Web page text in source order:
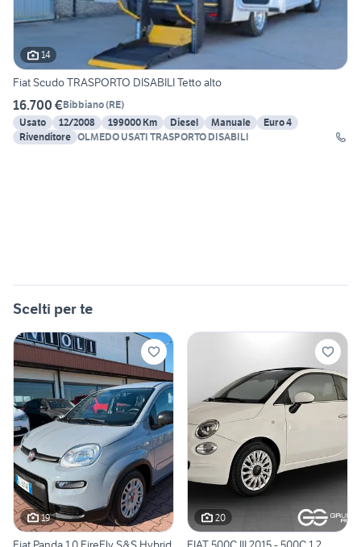
14
Fiat Scudo TRASPORTO DISABILI Tetto alto
16.700 €Bibbiano(RE)
Usato
12/2008 199000 Km Diesel Manuale
Euro 4
Rivenditore OLMEDO USATI TRASPORTO DISABILI
Scelti per te
19 20